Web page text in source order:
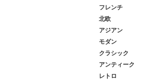
フレンチ
北欧
アジアン
モダン
クラシック
アンティーク
レトロ